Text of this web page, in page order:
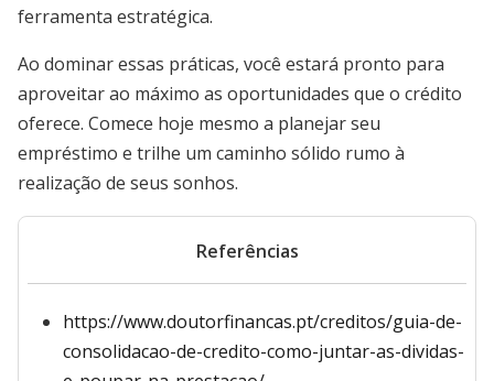
ferramenta estratégica.
Ao dominar essas práticas, você estará pronto para
aproveitar ao máximo as oportunidades que o crédito
oferece. Comece hoje mesmo a planejar seu
empréstimo e trilhe um caminho sólido rumo à
realização de seus sonhos.
Referências
https://www.doutorfinancas.pt/creditos/guia-de-
consolidacao-de-credito-como-juntar-as-dividas-